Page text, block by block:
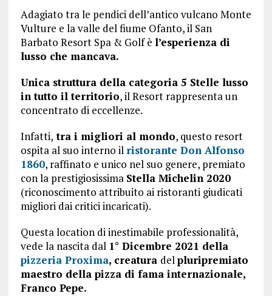
Adagiato tra le pendici dell’antico vulcano Monte
Vulture e la valle del fiume Ofanto, il San
Barbato Resort Spa & Golf è l’esperienza di
lusso che mancava.
Unica struttura della categoria 5 Stelle lusso
in tutto il territorio, il Resort rappresenta un
concentrato di eccellenze.
Infatti, tra i migliori al mondo, questo resort
ospita al suo interno il ristorante Don Alfonso
1860, raffinato e unico nel suo genere, premiato
con la prestigiosissima Stella Michelin 2020
(riconoscimento attribuito ai ristoranti giudicati
migliori dai critici incaricati).
Questa location di inestimabile professionalità,
vede la nascita dal 1° Dicembre 2021 della
pizzeria Proxima, creatura delpluripremiato
maestro della pizza di fama internazionale,
Franco Pepe.